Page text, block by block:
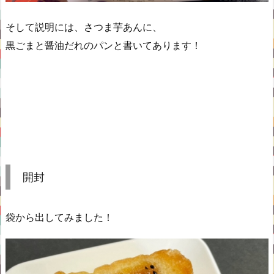
そして説明には、さつま芋あんに、
黒ごまと醤油だれのパンと書いてあります！
開封
袋から出してみました！